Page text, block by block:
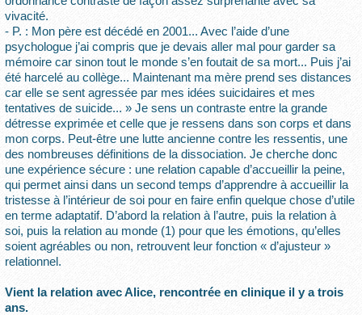
vivacité.
- P. : Mon père est décédé en 2001... Avec l’aide d’une
psychologue j’ai compris que je devais aller mal pour garder sa
mémoire car sinon tout le monde s’en foutait de sa mort... Puis j’ai
été harcelé au collège... Maintenant ma mère prend ses distances
car elle se sent agressée par mes idées suicidaires et mes
tentatives de suicide... » Je sens un contraste entre la grande
détresse exprimée et celle que je ressens dans son corps et dans
mon corps. Peut-être une lutte ancienne contre les ressentis, une
des nombreuses définitions de la dissociation. Je cherche donc
une expérience sécure : une relation capable d’accueillir la peine,
qui permet ainsi dans un second temps d’apprendre à accueillir la
tristesse à l’intérieur de soi pour en faire enfin quelque chose d’utile
en terme adaptatif. D’abord la relation à l’autre, puis la relation à
soi, puis la relation au monde (1) pour que les émotions, qu’elles
soient agréables ou non, retrouvent leur fonction « d’ajusteur »
relationnel.
Vient la relation avec Alice, rencontrée en clinique il y a trois
ans.